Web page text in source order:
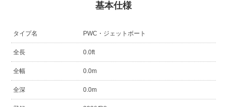
基本仕様
タイプ名 PWC・ジェットボート
全長 0.0ft
全幅 0.0m
全深 0.0m